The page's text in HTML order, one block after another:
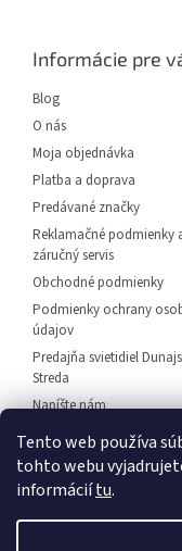
Tento web používa
tohto webu
informáciítu.
Informácie pre
Blog
O nás
Moja objednávka
Platba a doprava
Predávané značky
Reklamačné podmienky
záručný servis
Obchodné podmienky
Podmienky ochrany
údajov
Predajňa svietidiel
Streda
Napíšte nám
Kontakt